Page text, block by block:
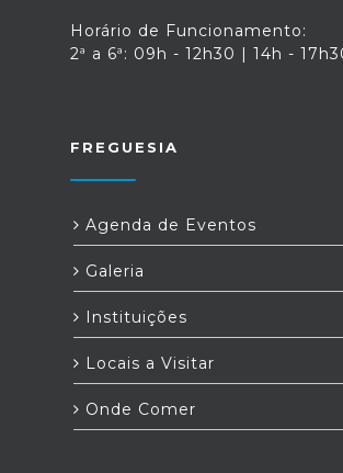
Horário de Funcionamento:
2ª a 6ª: 09h - 12h30 | 14h -
FREGUESIA
Agenda de Eventos
Galeria
Instituições
Locais a Visitar
Onde Comer